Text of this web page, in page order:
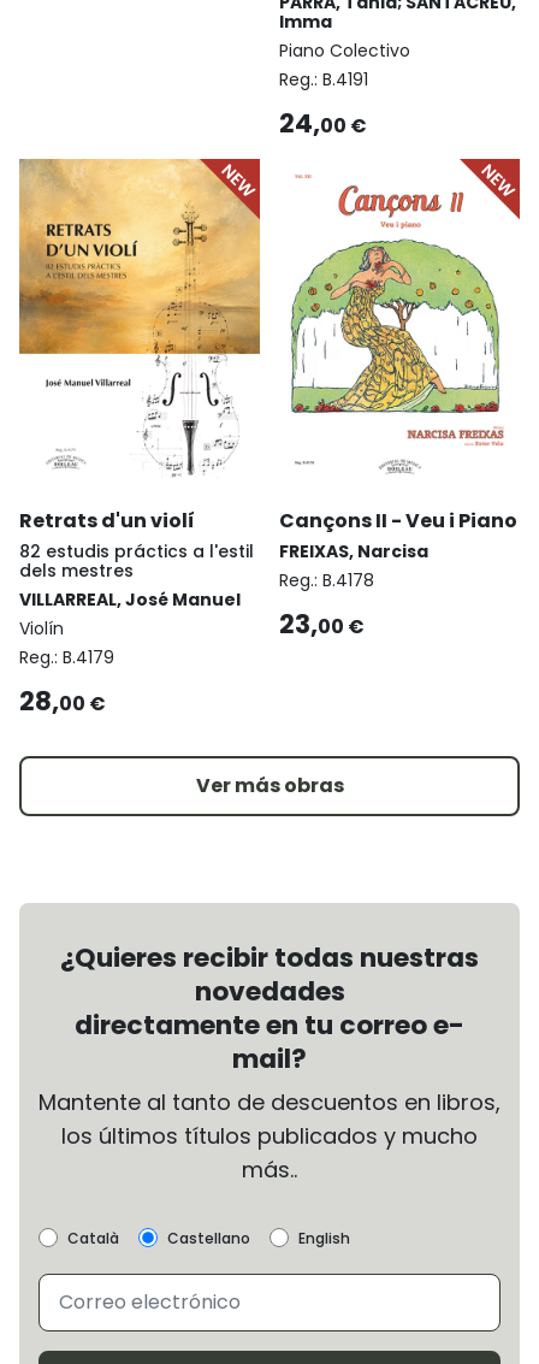
Imma
Piano Colectivo
Reg.: B.4191
24,00 €
Retrats d'un violí
82 estudis práctics a l'estil
dels mestres
VILLARREAL, José Manuel
Violín
Reg.: B.4179
28,00 €
Cançons II - Veu i Piano
FREIXAS, Narcisa
Reg.: B.4178
23,00 €
Ver más obras
¿Quieres recibir todas nuestras
novedades
directamente en tu correo e-
mail?
Mantente al tanto de descuentos en libros,
los últimos títulos publicados y mucho
más..
Català Castellano English